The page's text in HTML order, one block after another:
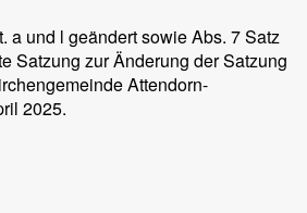
a und l geändert sowie Abs. 7 Satz
Satzung zur Änderung der Satzung
Attendorn-
2025.